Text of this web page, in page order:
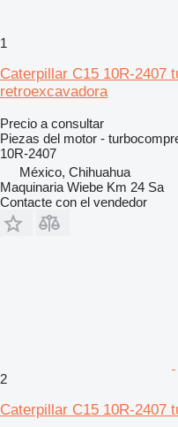
1
Caterpillar C15 10R-2407
retroexcavadora
Precio a consultar
Piezas del motor -
10R-2407
México, Chihuahua
Maquinaria Wiebe Km 24 Sa
Contacte con el vendedor
2
Caterpillar C15 10R-2407